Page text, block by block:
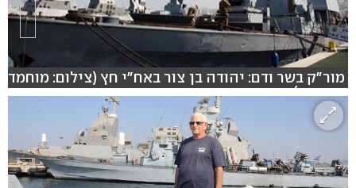
מור"ק בשר ודם: יהודה בן צור באח"י חץ (צילום: מוחמד
שינאווי)